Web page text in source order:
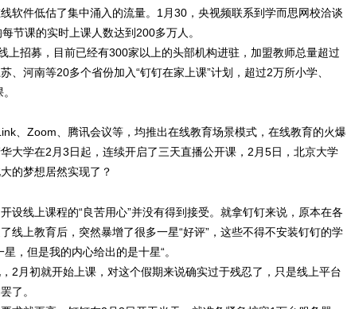
软件低估了集中涌入的流量。1月30，央视频联系到学而思网校洽谈
节课的实时上课人数达到200多万人。
上招募，目前已经有300家以上的头部机构进驻，加盟教师总量超过
、河南等20多个省份加入“钉钉在家上课”计划，超过2万所小学、
、Zoom、腾讯会议等，均推出在线教育场景模式，在线教育的火爆
大学在2月3日起，连续开启了三天直播公开课，2月5日，北京大学
的梦想居然实现了？
设线上课程的“良苦用心”并没有得到接受。就拿钉钉来说，原本在各
线上教育后，突然暴增了很多一星“好评”，这些不得不安装钉钉的学
，但是我的内心给出的是十星“。
2月初就开始上课，对这个假期来说确实过于残忍了，只是线上平台
了。